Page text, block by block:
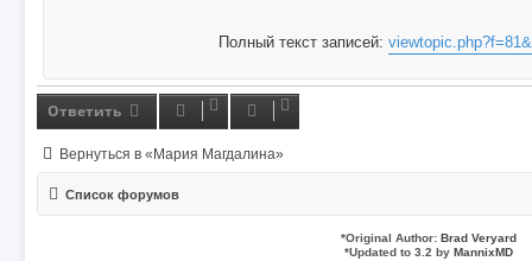
Полный текст записей:
Ответить
Вернуться в «Мария Магдалина»
Список форумов
*Original Author: Brad Veryard
*Updated to 3.2 by MannixMD